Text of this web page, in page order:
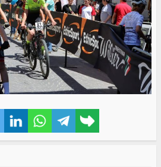
TwitterLinkedInWhatsAppTelegram
link